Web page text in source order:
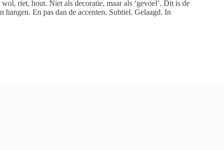
riet, hout. Niet als decoratie, maar als ‘gevoel’. Dit is de
En pas dan de accenten. Subtiel. Gelaagd. In